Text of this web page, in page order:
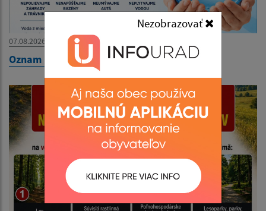
Nezobrazovať
07.08.2026
Oznam pre obyvateľov obce